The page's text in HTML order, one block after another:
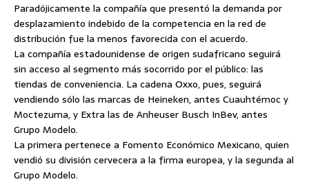
Paradójicamente la compañía que presentó la demanda por
desplazamiento indebido de la competencia en la red de
distribución fue la menos favorecida con el acuerdo.
La compañía estadounidense de origen sudafricano seguirá
sin acceso al segmento más socorrido por el público: las
tiendas de conveniencia. La cadena Oxxo, pues, seguirá
vendiendo sólo las marcas de Heineken, antes Cuauhtémoc y
Moctezuma, y Extra las de Anheuser Busch InBev, antes
Grupo Modelo.
La primera pertenece a Fomento Económico Mexicano, quien
vendió su división cervecera a la firma europea, y la segunda al
Grupo Modelo.